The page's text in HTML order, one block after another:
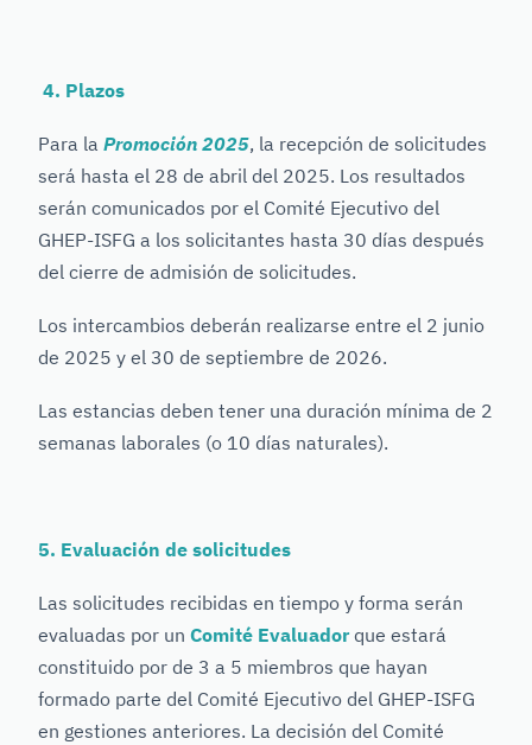
4. Plazos
Para la Promoción 2025, la recepción de solicitudes
será hasta el 28 de abril del 2025. Los resultados
serán comunicados por el Comité Ejecutivo del
GHEP-ISFG a los solicitantes hasta 30 días después
del cierre de admisión de solicitudes.
Los intercambios deberán realizarse entre el 2 junio
de 2025 y el 30 de septiembre de 2026.
Las estancias deben tener una duración mínima de 2
semanas laborales (o 10 días naturales).
5. Evaluación de solicitudes
Las solicitudes recibidas en tiempo y forma serán
evaluadas por un Comité Evaluadorque estará
constituido por de 3 a 5 miembros que hayan
formado parte del Comité Ejecutivo del GHEP-ISFG
en gestiones anteriores. La decisión del Comité